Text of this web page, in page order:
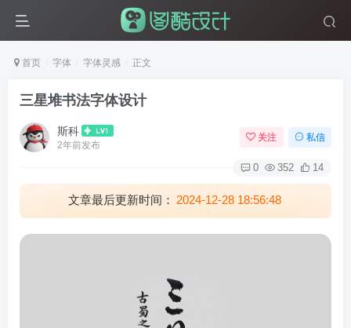
首页 字体 字体灵感 正文
三星堆书法字体设计
斯科
2年前发布
关注 私信
0 352 14
文章最后更新时间： 2024-12-28 18:56:48